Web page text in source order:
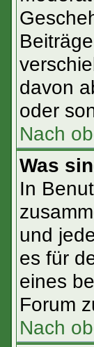
davon
oder
Nach
Was
In
und
es für
eines
Forum
Nach